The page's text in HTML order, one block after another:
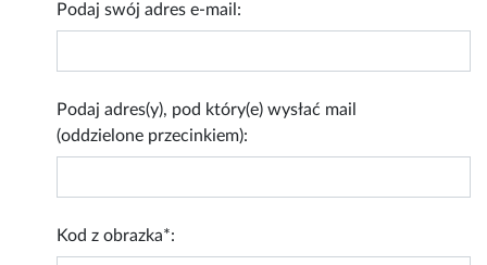
Podaj swój adres e-mail:
Podaj adres(y), pod który(e) wysłać mail
(oddzielone przecinkiem):
Kod z obrazka*: